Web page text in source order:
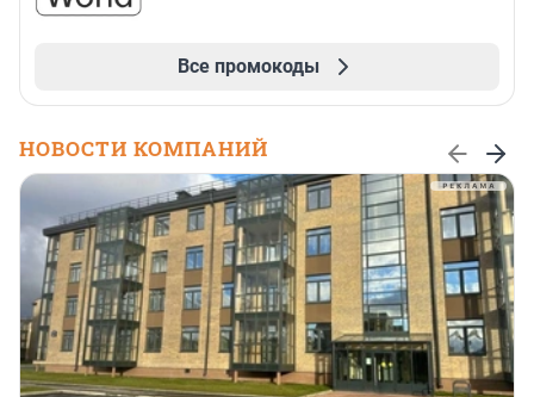
Все промокоды
НОВОСТИ КОМПАНИЙ